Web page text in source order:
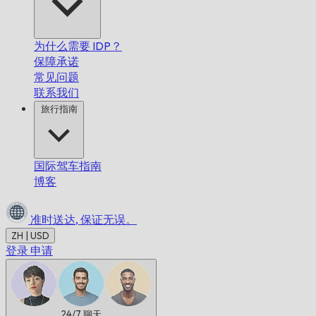
为什么需要 IDP？
保障承诺
常见问题
联系我们
旅行指南
国际驾车指南
博客
准时送达, 保证无误。
ZH | USD
登录 申请